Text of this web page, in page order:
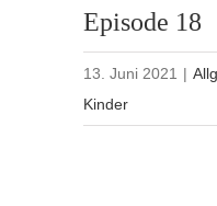
Episode 18
13. Juni 2021 |
Kinder